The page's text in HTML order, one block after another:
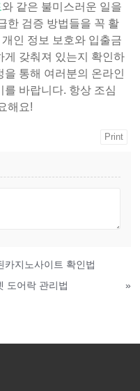
와 같은 불미스러운 일을
한 검증 방법들을 꼭 활
인 정보 보호와 입출금
게 갖춰져 있는지 확인하
통해 여러분의 온라인
바랍니다. 항상 조심
해요!
Print
카지노사이트 확인법
도어락 관리법
»